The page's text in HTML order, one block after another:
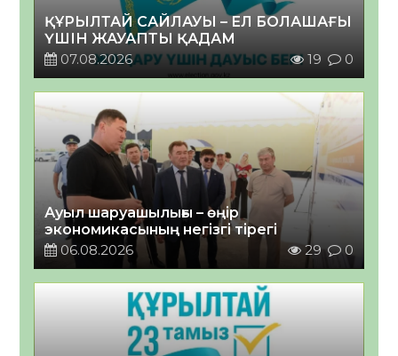
ҚҰРЫЛТАЙ САЙЛАУЫ – ЕЛ БОЛАШАҒЫ
ҮШІН ЖАУАПТЫ ҚАДАМ
07.08.2026
19 0
Ауыл шаруашылығы – өңір
экономикасының негізгі тірегі
06.08.2026
29 0